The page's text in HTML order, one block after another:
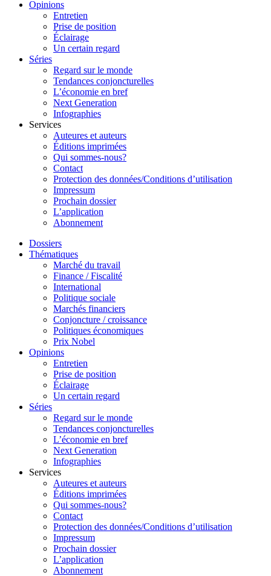
Opinions
Entretien
Prise de position
Éclairage
Un certain regard
Séries
Regard sur le monde
Tendances conjoncturelles
L’économie en bref
Next Generation
Infographies
Services
Auteures et auteurs
Éditions imprimées
Qui sommes-nous?
Contact
Protection des données/Conditions d’utilisation
Impressum
Prochain dossier
L’application
Abonnement
Dossiers
Thématiques
Marché du travail
Finance / Fiscalité
International
Politique sociale
Marchés financiers
Conjoncture / croissance
Politiques économiques
Prix Nobel
Opinions
Entretien
Prise de position
Éclairage
Un certain regard
Séries
Regard sur le monde
Tendances conjoncturelles
L’économie en bref
Next Generation
Infographies
Services
Auteures et auteurs
Éditions imprimées
Qui sommes-nous?
Contact
Protection des données/Conditions d’utilisation
Impressum
Prochain dossier
L’application
Abonnement